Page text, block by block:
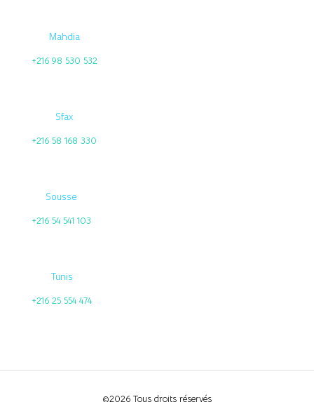
Mahdia
+216 98 530 532
Sfax
+216 58 168 330
Sousse
+216 54 541 103
Tunis
+216 25 554 474
©2026 Tous droits réservés